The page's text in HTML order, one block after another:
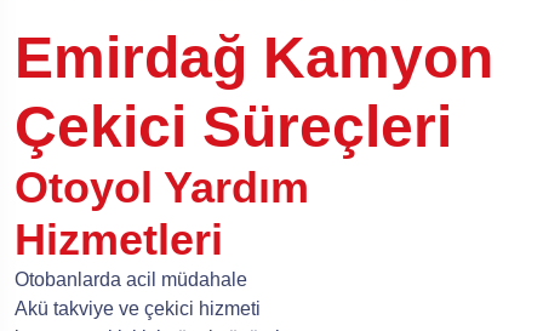
Emirdağ Kamyon
Çekici Süreçleri
Otoyol Yardım
Hizmetleri
Otobanlarda acil müdahale
Akü takviye ve çekici hizmeti